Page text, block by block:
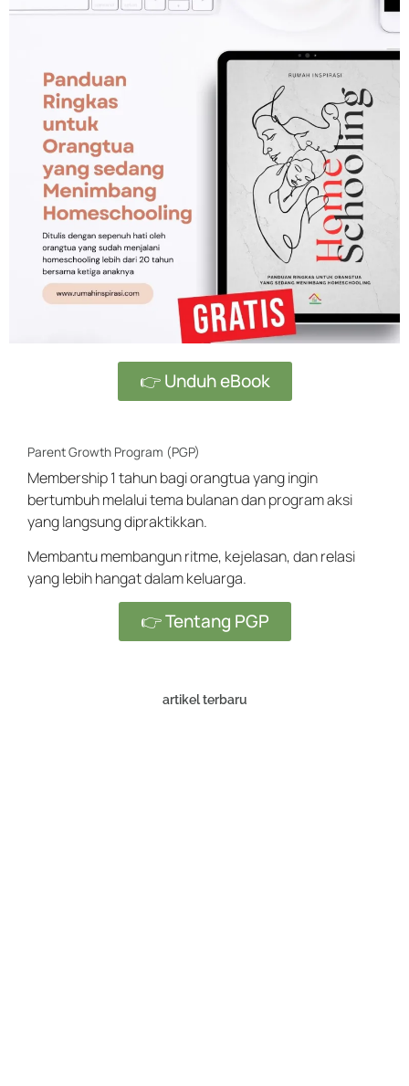
👉 Unduh eBook
Parent Growth Program (PGP)
Membership 1 tahun bagi orangtua yang ingin
bertumbuh melalui tema bulanan dan program aksi
yang langsung dipraktikkan.
Membantu membangun ritme, kejelasan, dan relasi
yang lebih hangat dalam keluarga.
👉 Tentang PGP
artikel terbaru